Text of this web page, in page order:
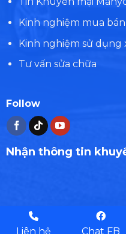
Kinh nghiệm mua
Kinh nghiệm sử dụng
Tư vấn sửa chữa
Follow
Nhận thông tin
Copyright 2026 ©
Liên hệ Chat FB